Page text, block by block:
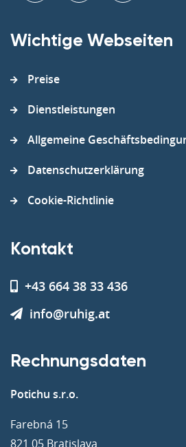
Wichtige Webseiten
Preise
Dienstleistungen
Allgemeine
Datenschutzerklärung
Cookie-Richtlinie
Kontakt
+43 664 38 33 436
info@ruhig.at
Rechnungsdaten
Potichu s.r.o.
Farebná 15
821 05 Bratislava